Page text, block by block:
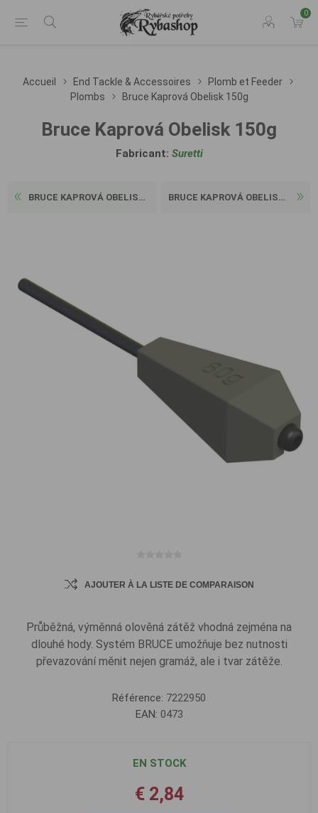
0
Accueil End Tackle & Accessoires
Plomb et Feeder
Plombs
Bruce Kaprová Obelisk 150g
Bruce Kaprová Obelisk 150g
Fabricant: Suretti
BRUCE KAPROVÁ OBELISK 130G BRUCE KAPROVÁ OBELISK 180G
AJOUTER À LA LISTE DE COMPARAISON
Průběžná, výměnná olověná zátěž vhodná zejména na
dlouhé hody. Systém BRUCE umožňuje bez nutnosti
převazování měnit nejen gramáž, ale i tvar zátěže.
Référence: 7222950
EAN: 0473
EN STOCK
€ 2,84